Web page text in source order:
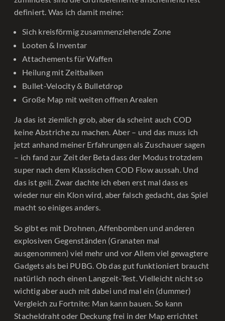
definiert. Was ich damit meine:
Sich kreisförmig zusammenziehende Zone
Looten & Inventar
Attachements für Waffen
Heilung mit Zeitbalken
Bullet-Velocity & Bulletdrop
Große Map mit weiten offnen Arealen
Ja das ist ziemlich grob, aber da scheint auch COD
keine Abstriche zu machen. Aber – und das muss ich
jetzt anhand meiner Erfahrungen als Zuschauer sagen
– ich fand zur Zeit der Beta dass der Modus trotzdem
super nach dem Klassischen COD Flow aussah. Und
das ist geil. Zwar dachte ich eben erst mal dass es
wieder nur ein Klon wird, aber falsch gedacht, das Spiel
macht so einiges anders.
So gibt es mit Drohnen, Affenbomben und anderen
explosiven Gegenständen (Granaten mal
ausgenommen) viel mehr und vor Allem viel gewagtere
Gadgets als bei PUBG. Ob das gut funktioniert braucht
natürlich noch einen Langzeit-Test. Vielleicht nicht so
wichtig aber auch mit dabei und mal ein (dummer)
Vergleich zu Fortnite: Man kann bauen. So kann
Stacheldraht oder Deckung frei in der Map errichtet